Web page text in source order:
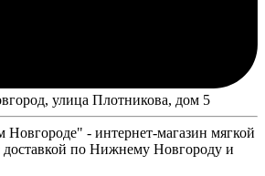
улица Плотникова, дом 5
- интернет-магазин мягкой
доставкой по Нижнему Новгороду и